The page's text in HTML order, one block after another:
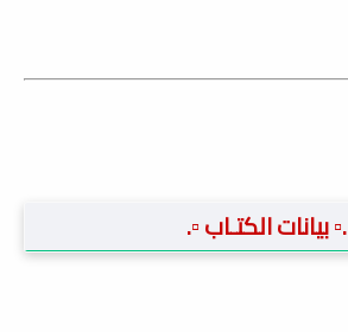
.▫️ بيانات الكتـاب ▫️.